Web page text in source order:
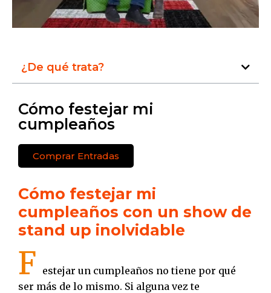
¿De qué trata?
Cómo festejar mi
cumpleaños
Comprar Entradas
Cómo festejar mi
cumpleaños con un show de
stand up inolvidable
F estejar un cumpleaños no tiene por qué
ser más de lo mismo. Si alguna vez te